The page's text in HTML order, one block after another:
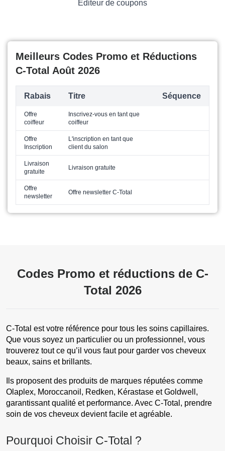
Éditeur de coupons
Meilleurs Codes Promo et Réductions
C-Total Août 2026
Rabais Titre Séquence
Offre
coiffeur
Inscrivez-vous en tant que
coiffeur
Offre
Inscription
L'inscription en tant que
client du salon
Livraison
gratuite
Livraison gratuite
Offre
newsletter
Offre newsletter C-Total
Codes Promo et réductions de C-
Total 2026
C-Total est votre référence pour tous les soins capillaires.
Que vous soyez un particulier ou un professionnel, vous
trouverez tout ce qu’il vous faut pour garder vos cheveux
beaux, sains et brillants.
Ils proposent des produits de marques réputées comme
Olaplex, Moroccanoil, Redken, Kérastase et Goldwell,
garantissant qualité et performance. Avec C-Total, prendre
soin de vos cheveux devient facile et agréable.
Pourquoi Choisir C-Total ?